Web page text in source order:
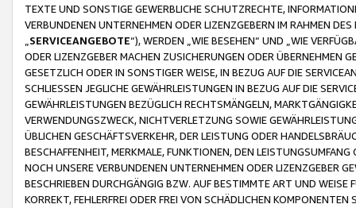
TEXTE UND SONSTIGE GEWERBLICHE SCHUTZRECHTE,
VERBUNDENEN UNTERNEHMEN ODER LIZENZGEBERN IM RAHMEN
SERVICEANGEBOTE“), WERDEN „WIE BESEHEN“ UND „WIE
ODER LIZENZGEBER MACHEN ZUSICHERUNGEN ODER ÜBERNEHMEN
GESETZLICH ODER IN SONSTIGER WEISE, IN BEZUG AUF DIE
SCHLIESSEN JEGLICHE GEWÄHRLEISTUNGEN IN BEZUG AUF DIE
GEWÄHRLEISTUNGEN BEZÜGLICH RECHTSMÄNGELN,
VERWENDUNGSZWECK, NICHTVERLETZUNG SOWIE
ÜBLICHEN GESCHÄFTSVERKEHR, DER LEISTUNG ODER
BESCHAFFENHEIT, MERKMALE, FUNKTIONEN, DEN
NOCH UNSERE VERBUNDENEN UNTERNEHMEN ODER LIZENZGEBER
BESCHRIEBEN DURCHGÄNGIG BZW. AUF BESTIMMTE ART UND
KORREKT, FEHLERFREI ODER FREI VON SCHÄDLICHEN